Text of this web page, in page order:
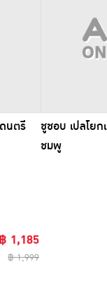
นตรี
฿ 1,185
฿ 1,999
ชูชอบ เปลโย
ชมพู